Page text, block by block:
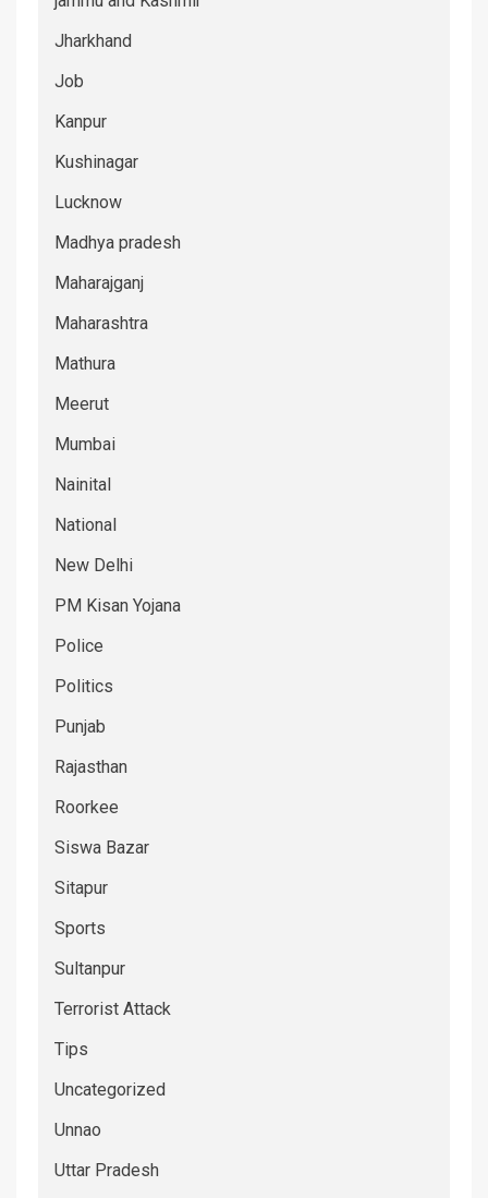
Jharkhand
Job
Kanpur
Kushinagar
Lucknow
Madhya pradesh
Maharajganj
Maharashtra
Mathura
Meerut
Mumbai
Nainital
National
New Delhi
PM Kisan Yojana
Police
Politics
Punjab
Rajasthan
Roorkee
Siswa Bazar
Sitapur
Sports
Sultanpur
Terrorist Attack
Tips
Uncategorized
Unnao
Uttar Pradesh